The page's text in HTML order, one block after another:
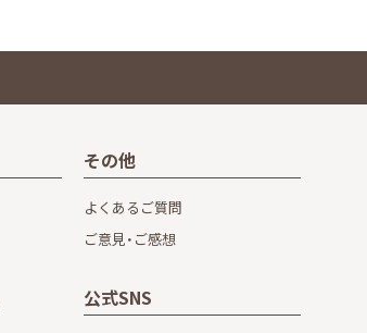
その他
よくあるご質問
ご意見・ご感想
公式SNS